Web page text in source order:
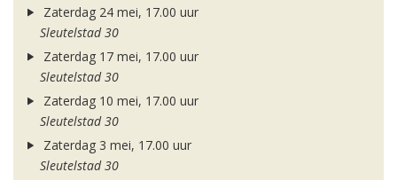
Zaterdag 24 mei, 17.00 uur
Sleutelstad 30
Zaterdag 17 mei, 17.00 uur
Sleutelstad 30
Zaterdag 10 mei, 17.00 uur
Sleutelstad 30
Zaterdag 3 mei, 17.00 uur
Sleutelstad 30